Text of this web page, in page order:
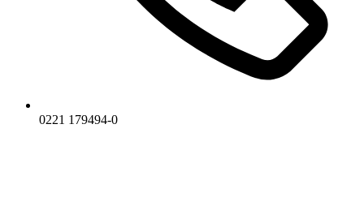
0221 179494-0